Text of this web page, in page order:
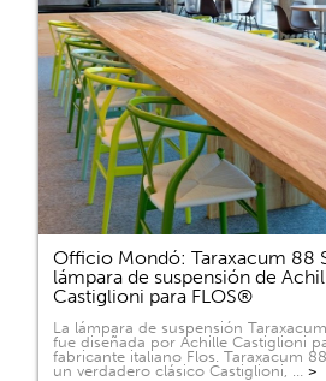
Officio Mondó: Taraxacum 88
lámpara de suspensión de
Castiglioni para FLOS®
La lámpara de suspensión
fue diseñada por Achille Castiglioni
fabricante italiano Flos. Taraxacum
un verdadero clásico Castiglioni, … >